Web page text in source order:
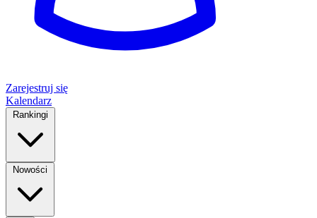
Zarejestruj się
Kalendarz
Rankingi
Nowości